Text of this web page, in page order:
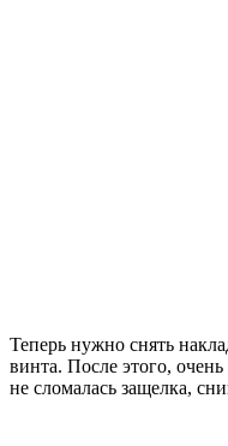
Теперь нужно снять
винта. После этого,
не сломалась защелка,